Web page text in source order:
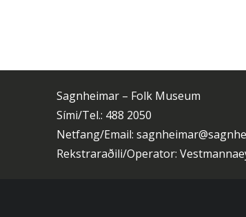
Sagnheimar – Folk Museum
Sími/Tel.: 488 2050
Netfang/Email:
Rekstraraðili/Operator: